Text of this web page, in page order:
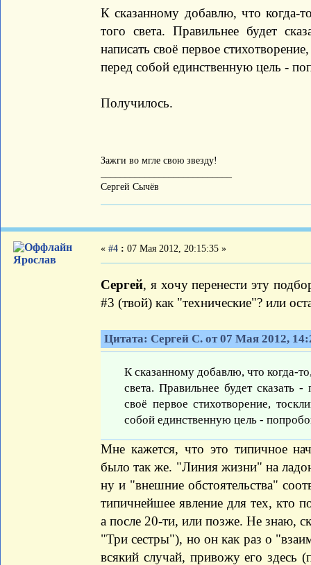
К сказанному добавлю, что когда-
того света. Правильнее будет
написать своё первое
перед собой единственную цель -
Получилось.
Зажги во мгле свою звезду!
Сергей Сычёв
Ярослав
« #4 : 07 Мая 2012, 20:15:35 »
Сергей, я хочу перенести эту
#3 (твой) как "технические"? или
Цитата: Сергей С. от 07 Мая 2012,
К сказанному добавлю, что когда-
света. Правильнее будет сказать
своё первое стихотворение,
собой единственную цель -
Мне кажется, что это типичное
было так же. "Линия жизни" на
ну и "внешние обстоятельства"
типичнейшее явление для тех, кто
а после 20-ти, или позже. Не знаю,
"Три сестры"), но он как раз о
всякий случай, привожу его здесь